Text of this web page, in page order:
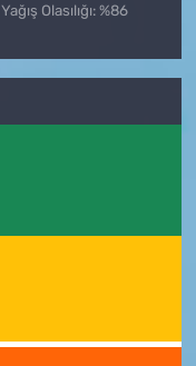
Yağış Olasılığı: %86